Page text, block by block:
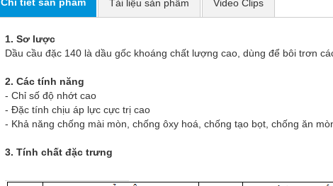
Tài liệu sản phẩm Video Clips
1. Sơ lược
Dầu cầu đặc 140 là dầu gốc khoáng chất lượng cao, dùng để bôi trơn
2. Các tính năng
- Chỉ số độ nhớt cao
- Đặc tính chịu áp lực cực trị cao
- Khả năng chống mài mòn, chống ôxy hoá, chống tạo bọt, chống ăn
3. Tính chất đặc trưng